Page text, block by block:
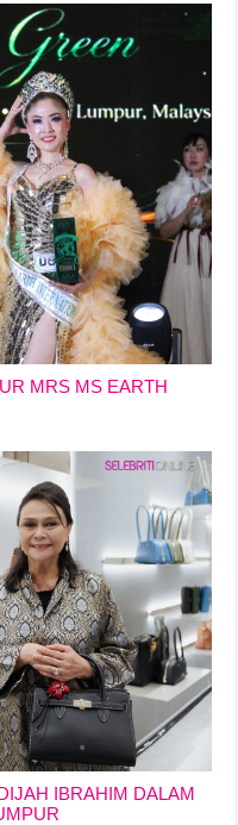
MRS MS EARTH
IBRAHIM DALAM